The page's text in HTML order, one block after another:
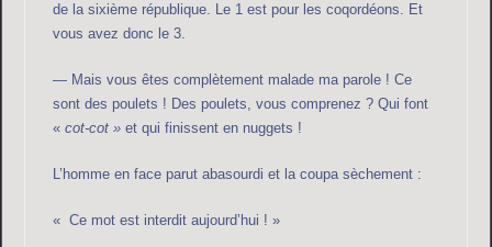
de la sixième république. Le 1 est pour les coqordéons. Et
vous avez donc le 3.
— Mais vous êtes complètement malade ma parole ! Ce
sont des poulets ! Des poulets, vous comprenez ? Qui font
«cot-cot » et qui finissent en nuggets !
L’homme en face parut abasourdi et la coupa sèchement :
« Ce mot est interdit aujourd’hui ! »